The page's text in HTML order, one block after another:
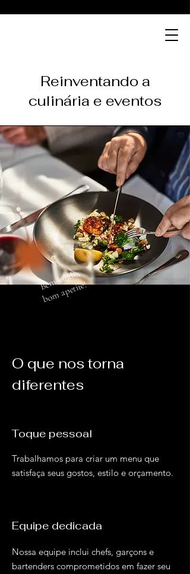
Reinventando a
culinária e eventos
B
e
m-
vi
n
d
o,
b
o
m
a
p
etit
e!
O que nos torna
diferentes
Toque pessoal
Trabalhamos para criar um menu que
satisfaça seus gostos, estilo e orçamento.
Equipe dedicada
Nossa equipe inclui chefs, garçons e
bartenders comprometidos em fazer seu